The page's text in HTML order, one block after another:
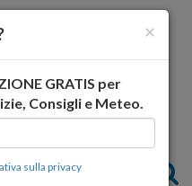
×
GRATIS per
Consigli e Meteo.
sulla privacy